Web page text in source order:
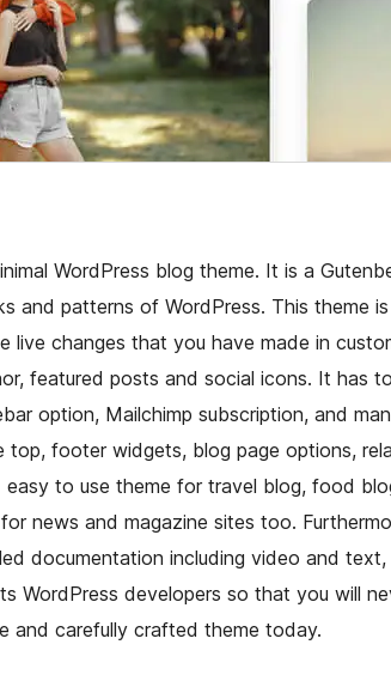
WordPress blog theme. It is a
and patterns of WordPress. This theme
live changes that you have made in
featured posts and social icons. It has
option, Mailchimp subscription, and
footer widgets, blog page options,
easy to use theme for travel blog, food
news and magazine sites too.
documentation including video and
WordPress developers so that you will
and carefully crafted theme today.